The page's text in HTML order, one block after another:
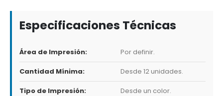
Especificaciones Técnicas
Área de Impresión: Por definir.
Cantidad Mínima: Desde 12 unidades.
Tipo de Impresión: Desde un color.